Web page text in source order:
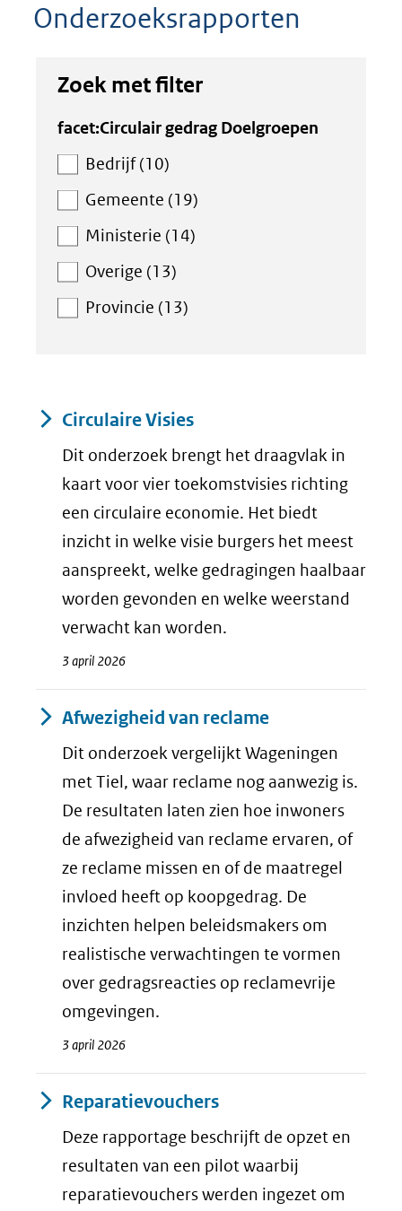
Onderzoeksrapporten
Zoek met filter
Zoek
met
facet:Circulair gedrag Doelgroepen
Bedrijf (10)
Gemeente (19)
Ministerie (14)
Overige (13)
Provincie (13)
Resultaten
Circulaire Visies
Dit onderzoek brengt het draagvlak in
kaart voor vier toekomstvisies richting
een circulaire economie. Het biedt
inzicht in welke visie burgers het meest
aanspreekt, welke gedragingen haalbaar
worden gevonden en welke weerstand
verwacht kan worden.
3 april 2026
Afwezigheid van reclame
Dit onderzoek vergelijkt Wageningen
met Tiel, waar reclame nog aanwezig is.
De resultaten laten zien hoe inwoners
de afwezigheid van reclame ervaren, of
ze reclame missen en of de maatregel
invloed heeft op koopgedrag. De
inzichten helpen beleidsmakers om
realistische verwachtingen te vormen
over gedragsreacties op reclamevrije
omgevingen.
3 april 2026
Reparatievouchers
Deze rapportage beschrijft de opzet en
resultaten van een pilot waarbij
reparatievouchers werden ingezet om